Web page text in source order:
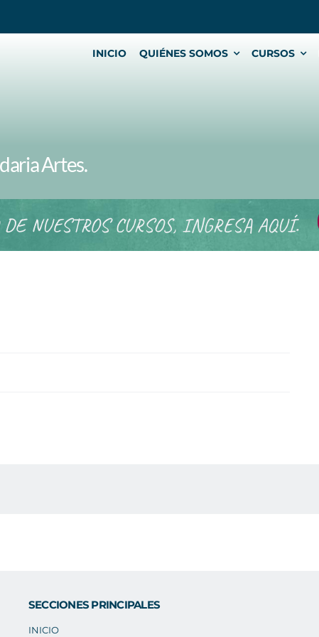
INICIO QUIÉNES SOMOS CURSOS
Artes.
NUESTROS CURSOS, INGRESA AQUÍ.
SECCIONES PRINCIPALES
INICIO